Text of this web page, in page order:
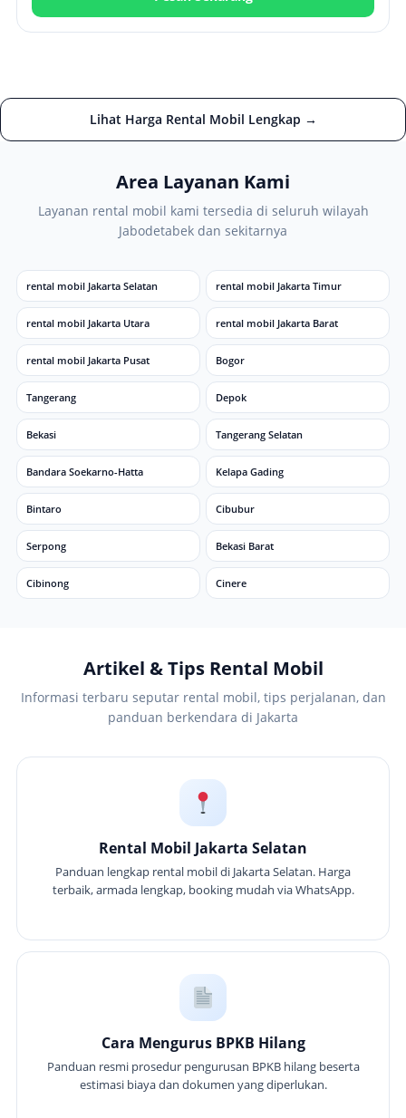
Lihat Harga Rental Mobil Lengkap →
Area Layanan Kami
Layanan rental mobil kami tersedia di seluruh wilayah
Jabodetabek dan sekitarnya
rental mobil Jakarta Selatan rental mobil Jakarta Timur
rental mobil Jakarta Utara rental mobil Jakarta Barat
rental mobil Jakarta Pusat Bogor
Tangerang Depok
Bekasi Tangerang Selatan
Bandara Soekarno-Hatta Kelapa Gading
Bintaro Cibubur
Serpong Bekasi Barat
Cibinong Cinere
Artikel & Tips Rental Mobil
Informasi terbaru seputar rental mobil, tips perjalanan, dan
panduan berkendara di Jakarta
Rental Mobil Jakarta Selatan
Panduan lengkap rental mobil di Jakarta Selatan. Harga
terbaik, armada lengkap, booking mudah via WhatsApp.
Cara Mengurus BPKB Hilang
Panduan resmi prosedur pengurusan BPKB hilang beserta
estimasi biaya dan dokumen yang diperlukan.